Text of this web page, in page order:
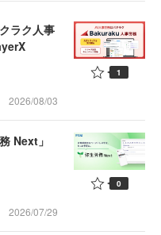
ラク人事
2026/08/03
1
Next」
2026/07/29
0